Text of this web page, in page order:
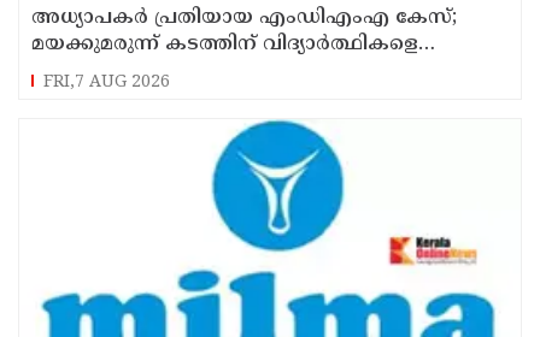
അധ്യാപകര്‍ പ്രതിയായ എംഡിഎംഎ കേസ്;
മയക്കുമരുന്ന് കടത്തിന് വിദ്യാര്‍ത്ഥികളെ
ഉപയോഗിച്ചോ എന്ന് സംശയം
FRI,7 AUG 2026